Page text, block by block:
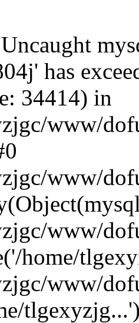
has
34414) in
www/
www/
www/
home/
www/